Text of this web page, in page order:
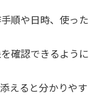
順や日時、使った
確認できるように
えると分かりやす